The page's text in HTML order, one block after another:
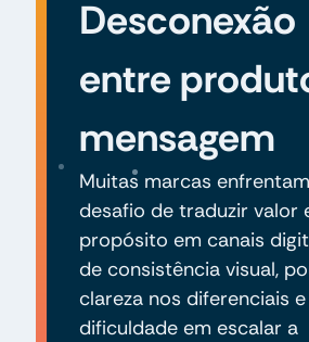
Desconexão
entre
mensagem
Muitas marcas
desafio de traduzir valor
propósito em canais
de consistência visual,
clareza nos diferenciais e
dificuldade em escalar a